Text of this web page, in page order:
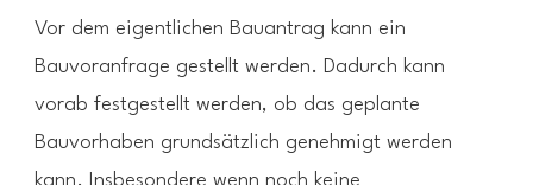
Vor dem eigentlichen Bauantrag kann ein
Bauvoranfrage gestellt werden. Dadurch kann
vorab festgestellt werden, ob das geplante
Bauvorhaben grundsätzlich genehmigt werden
kann. Insbesondere wenn noch keine